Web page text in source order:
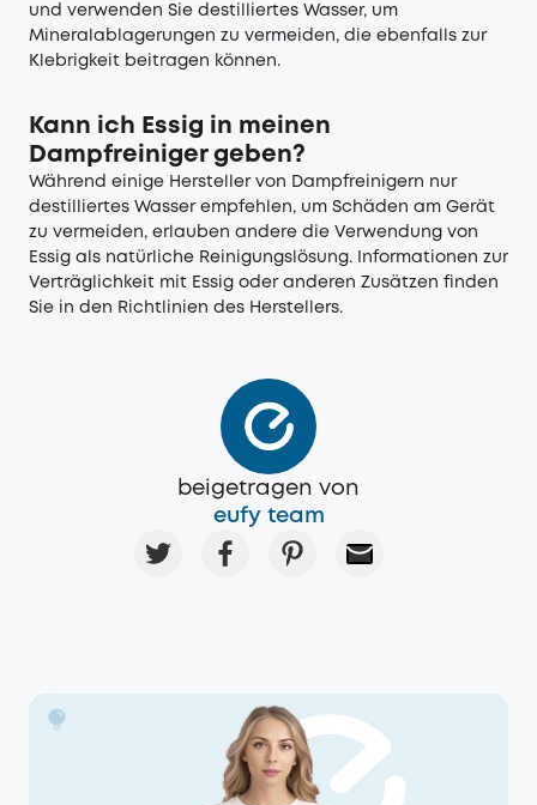
und verwenden Sie destilliertes Wasser, um
Mineralablagerungen zu vermeiden, die ebenfalls zur
Klebrigkeit beitragen können.
Kann ich Essig in meinen
Dampfreiniger geben?
Während einige Hersteller von Dampfreinigern nur
destilliertes Wasser empfehlen, um Schäden am Gerät
zu vermeiden, erlauben andere die Verwendung von
Essig als natürliche Reinigungslösung. Informationen zur
Verträglichkeit mit Essig oder anderen Zusätzen finden
Sie in den Richtlinien des Herstellers.
beigetragen von
eufy team